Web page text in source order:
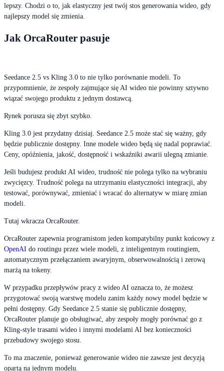
lepszy. Chodzi o to, jak elastyczny jest twój stos generowania wideo, gdy
najlepszy model się zmienia.
Jak OrcaRouter pasuje
Seedance 2.5 vs Kling 3.0 to nie tylko porównanie modeli. To
przypomnienie, że zespoły zajmujące się AI wideo nie powinny sztywno
wiązać swojego produktu z jednym dostawcą.
Rynek porusza się zbyt szybko.
Kling 3.0 jest przydatny dzisiaj. Seedance 2.5 może stać się ważny, gdy
będzie publicznie dostępny. Inne modele wideo będą się nadal poprawiać.
Ceny, opóźnienia, jakość, dostępność i wskaźniki awarii ulegną zmianie.
Jeśli budujesz produkt AI wideo, trudność nie polega tylko na wybraniu
zwycięzcy. Trudność polega na utrzymaniu elastyczności integracji, aby
testować, porównywać, zmieniać i wracać do alternatyw w miarę zmian
modeli.
Tutaj wkracza OrcaRouter.
OrcaRouter zapewnia programistom jeden kompatybilny punkt końcowy z
OpenAI do routingu przez wiele modeli, z inteligentnym routingiem,
automatycznym przełączaniem awaryjnym, obserwowalnością i zerową
marżą na tokeny.
W przypadku przepływów pracy z wideo AI oznacza to, że możesz
przygotować swoją warstwę modelu zanim każdy nowy model będzie w
pełni dostępny. Gdy Seedance 2.5 stanie się publicznie dostępny,
OrcaRouter planuje go obsługiwać, aby zespoły mogły porównać go z
Kling-style trasami wideo i innymi modelami AI bez konieczności
przebudowy swojego stosu.
To ma znaczenie, ponieważ generowanie wideo nie zawsze jest decyzją
opartą na jednym modelu.